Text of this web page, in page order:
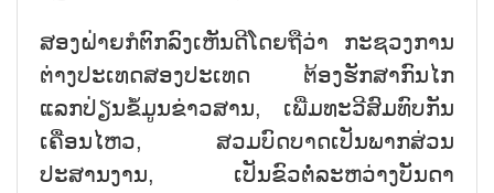
ສອງຝ່າຍກໍຕົກລົງເຫັນດີໂດຍຖືວ່າ ກະຊວງການ
ຕ່າງປະເທດສອງປະເທດ ຕ້ອງຮັກສາກົນໄກ
ແລກປ່ຽນຂໍ້ມູນຂ່າວສານ, ເພີ່ມທະວີສົມທົບກັນ
ເຄື່ອນໄຫວ, ສວມບົດບາດເປັນພາກສ່ວນ
ປະສານງານ, ເປັນຂົວຕໍ່ລະຫວ່າງບັນດາ